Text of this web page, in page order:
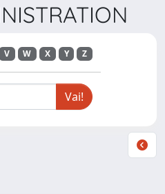
V W X Y Z